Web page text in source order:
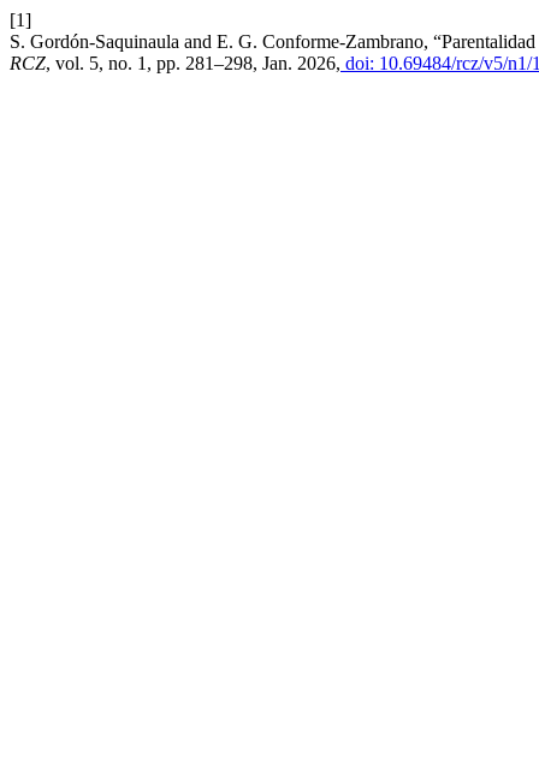
[1]
S. Gordón-Saquinaula and E. G. Conforme-Zambrano,
RCZ, vol. 5, no. 1, pp. 281–298, Jan. 2026, doi: 10.69484/rcz/v5/n1/